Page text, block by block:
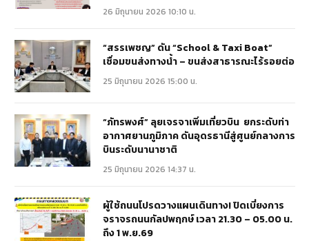
26 มิถุนายน 2026 10:10 น.
“สรรเพชญ” ดัน “School & Taxi Boat”
เชื่อมขนส่งทางน้ำ – ขนส่งสาธารณะไร้รอยต่อ
25 มิถุนายน 2026 15:00 น.
“ภัทรพงศ์” ลุยเจรจาเพิ่มเที่ยวบิน ยกระดับท่า
อากาศยานภูมิภาค ดันอุดรธานีสู่ศูนย์กลางการ
บินระดับนานาชาติ
25 มิถุนายน 2026 14:37 น.
ผู้ใช้ถนนโปรดวางแผนเดินทาง! ปิดเบี่ยงการ
จราจรถนนกัลปพฤกษ์ เวลา 21.30 – 05.00 น.
ถึง 1 พ.ย.69